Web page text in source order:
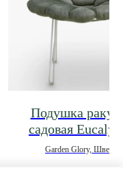
Подушка
садовая
Garden Glory, Швеция